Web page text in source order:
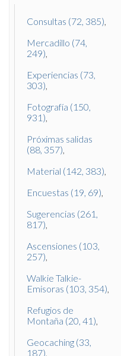
Consultas (72, 385)
Mercadillo (74,
249)
Experiencias (73,
303)
Fotografía (150,
931)
Próximas salidas
(88, 357)
Material (142, 383)
Encuestas (19, 69)
Sugerencias (261,
817)
Ascensiones (103,
257)
Walkie Talkie-
Emisoras (103, 354)
Refugios de
Montaña (20, 41)
Geocaching (33,
187)